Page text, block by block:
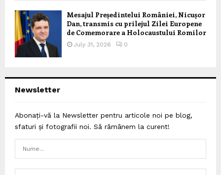
Mesajul Președintelui României, Nicușor
Dan, transmis cu prilejul Zilei Europene
de Comemorare a Holocaustului Romilor
July 31, 2026 0
Newsletter
Abonați-vă la Newsletter pentru articole noi pe blog,
sfaturi și fotografii noi. Să rămânem la curent!